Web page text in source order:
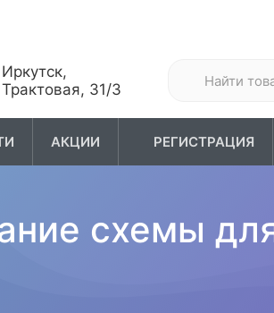
Иркутск,
Трактовая, 31/3
АКЦИИ РЕГИСТРАЦИЯ
схемы